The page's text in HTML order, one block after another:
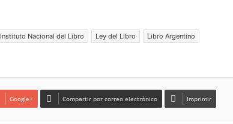
Instituto Nacional del Libro Ley del Libro
Libro Argentino
Google+ Compartir por correo electrónico Imprimir